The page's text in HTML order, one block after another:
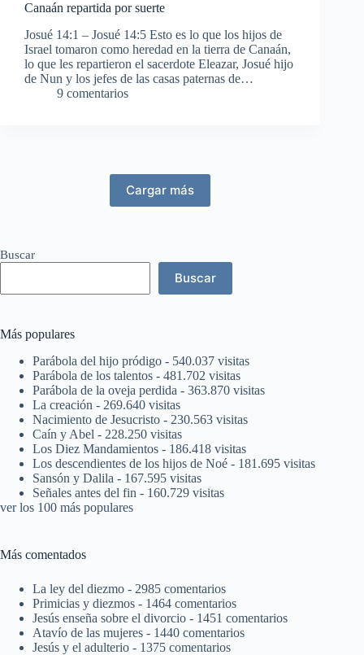
Canaán repartida por suerte
Josué 14:1 – Josué 14:5 Esto es lo que los hijos de
Israel tomaron como heredad en la tierra de Canaán,
lo que les repartieron el sacerdote Eleazar, Josué hijo
de Nun y los jefes de las casas paternas de…
9 comentarios
Cargar más
Buscar
Buscar
Más populares
Parábola del hijo pródigo - 540.037 visitas
Parábola de los talentos - 481.702 visitas
Parábola de la oveja perdida - 363.870 visitas
La creación - 269.640 visitas
Nacimiento de Jesucristo - 230.563 visitas
Caín y Abel - 228.250 visitas
Los Diez Mandamientos - 186.418 visitas
Los descendientes de los hijos de Noé - 181.695 visitas
Sansón y Dalila - 167.595 visitas
Señales antes del fin - 160.729 visitas
ver los 100 más populares
Más comentados
La ley del diezmo - 2985 comentarios
Primicias y diezmos - 1464 comentarios
Jesús enseña sobre el divorcio - 1451 comentarios
Atavío de las mujeres - 1440 comentarios
Jesús y el adulterio - 1375 comentarios